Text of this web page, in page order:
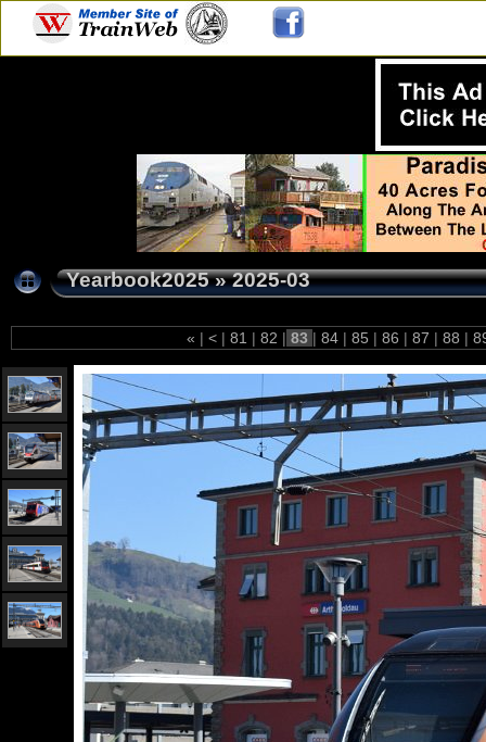
Yearbook2025»2025-03
« | < | 81 | 82 | 83 | 84 | 85 | 86 | 87 | 88 |